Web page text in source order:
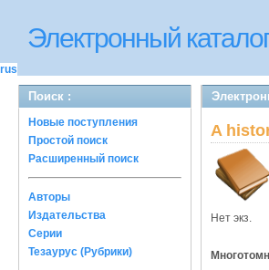
Электронный
rus
Поиск :
Новые поступления
Простой поиск
Расширенный поиск
Авторы
Издательства
Серии
Тезаурус (Рубрики)
A
Нет экз.